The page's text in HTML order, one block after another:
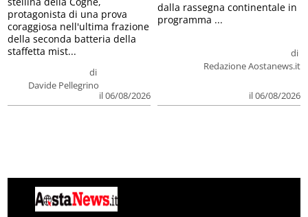
di
Davide Pellegrino
il 06/08/2026
protagonista di una prova
coraggiosa nell'ultima frazione
della seconda batteria della
staffetta mist...
di
Redazione Aostanews.it
il 06/08/2026
dalla rassegna continentale in
programma ...